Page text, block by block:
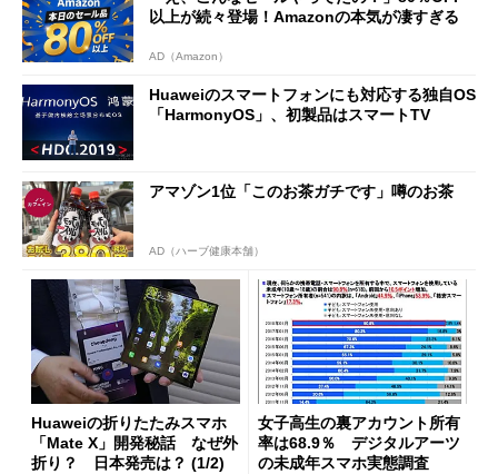
以上が続々登場！Amazonの本気が凄すぎる
AD（Amazon）
Huaweiのスマートフォンにも対応する独自OS
「HarmonyOS」、初製品はスマートTV
アマゾン1位「このお茶ガチです」噂のお茶
AD（ハーブ健康本舗）
Huaweiの折りたたみスマホ
「Mate X」開発秘話 なぜ外
折り？ 日本発売は？ (1/2)
女子高生の裏アカウント所有
率は68.9％ デジタルアーツ
の未成年スマホ実態調査